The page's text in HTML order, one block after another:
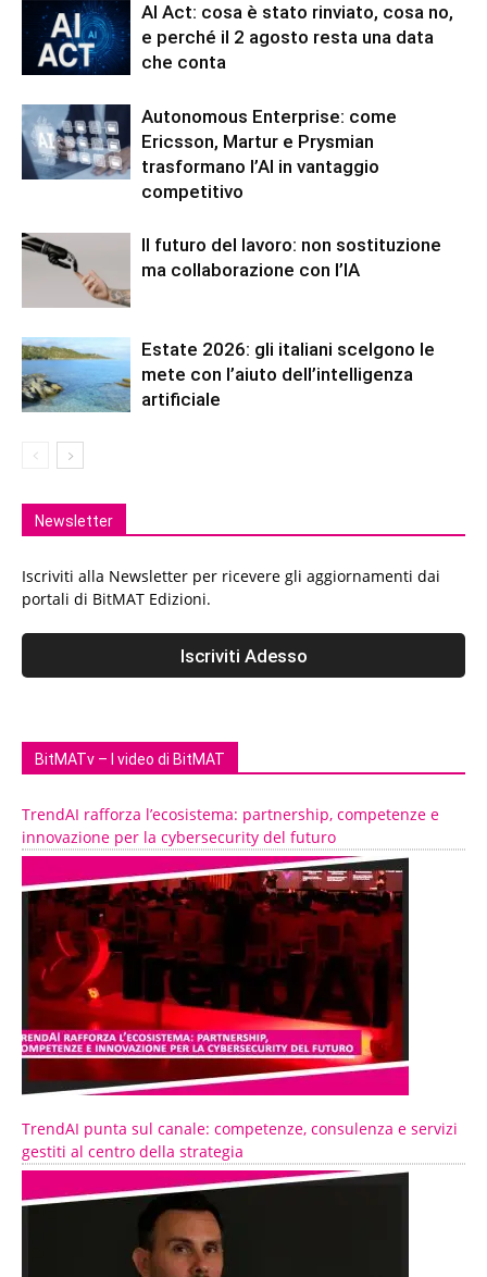
AI Act: cosa è stato rinviato, cosa no,
e perché il 2 agosto resta una data
che conta
Autonomous Enterprise: come
Ericsson, Martur e Prysmian
trasformano l’AI in vantaggio
competitivo
Il futuro del lavoro: non sostituzione
ma collaborazione con l’IA
Estate 2026: gli italiani scelgono le
mete con l’aiuto dell’intelligenza
artificiale
Newsletter
Iscriviti alla Newsletter per ricevere gli aggiornamenti dai
portali di BitMAT Edizioni.
BitMATv – I video di BitMAT
TrendAI rafforza l’ecosistema: partnership, competenze e
innovazione per la cybersecurity del futuro
TrendAI punta sul canale: competenze, consulenza e servizi
gestiti al centro della strategia